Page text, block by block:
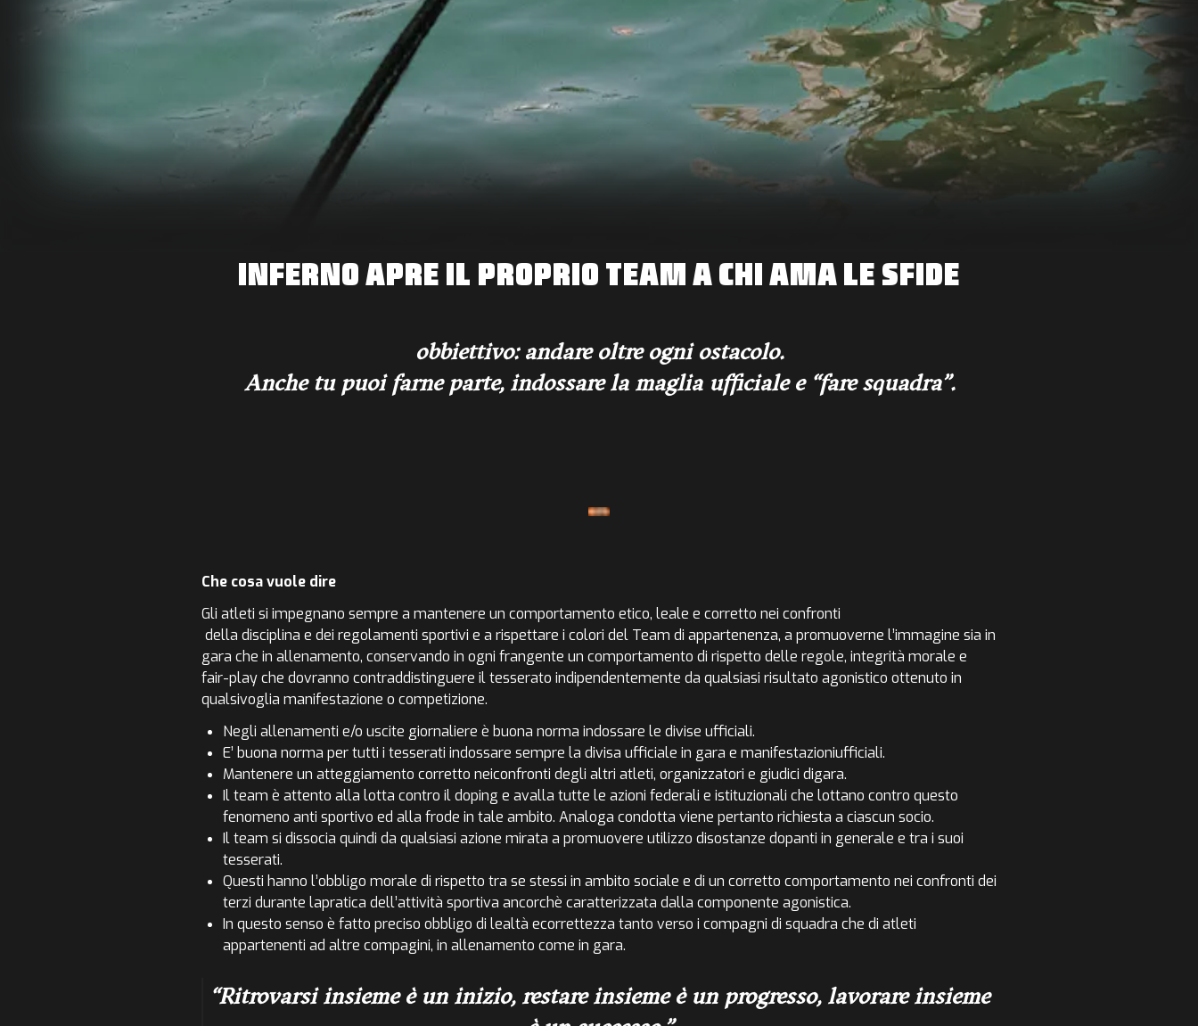
INFERNO APRE IL PROPRIO TEAM A CHI AMA LE SFIDE
obbiettivo: andare oltre ogni ostacolo.
Anche tu puoi farne parte, indossare la maglia ufficiale e “fare squadra”.
Che cosa vuole dire
Gli atleti si impegnano sempre a mantenere un comportamento etico, leale e corretto nei confronti
della disciplina e dei regolamenti sportivi e a rispettare i colori del Team di appartenenza, a promuoverne l’immagine sia in
gara che in allenamento, conservando in ogni frangente un comportamento di rispetto delle regole, integrità morale e
fair-play che dovranno contraddistinguere il tesserato indipendentemente da qualsiasi risultato agonistico ottenuto in
qualsivoglia manifestazione o competizione.
Negli allenamenti e/o uscite giornaliere è buona norma indossare le divise ufficiali.
E’ buona norma per tutti i tesserati indossare sempre la divisa ufficiale in gara e manifestazioniufficiali.
Mantenere un atteggiamento corretto neiconfronti degli altri atleti, organizzatori e giudici digara.
Il team è attento alla lotta contro il doping e avalla tutte le azioni federali e istituzionali che lottano contro questo
fenomeno anti sportivo ed alla frode in tale ambito. Analoga condotta viene pertanto richiesta a ciascun socio.
Il team si dissocia quindi da qualsiasi azione mirata a promuovere utilizzo disostanze dopanti in generale e tra i suoi
tesserati.
Questi hanno l’obbligo morale di rispetto tra se stessi in ambito sociale e di un corretto comportamento nei confronti dei
terzi durante lapratica dell’attività sportiva ancorchè caratterizzata dalla componente agonistica.
In questo senso è fatto preciso obbligo di lealtà ecorrettezza tanto verso i compagni di squadra che di atleti
appartenenti ad altre compagini, in allenamento come in gara.
Ritrovarsi insieme è un inizio, restare insieme è un progresso, lavorare insieme